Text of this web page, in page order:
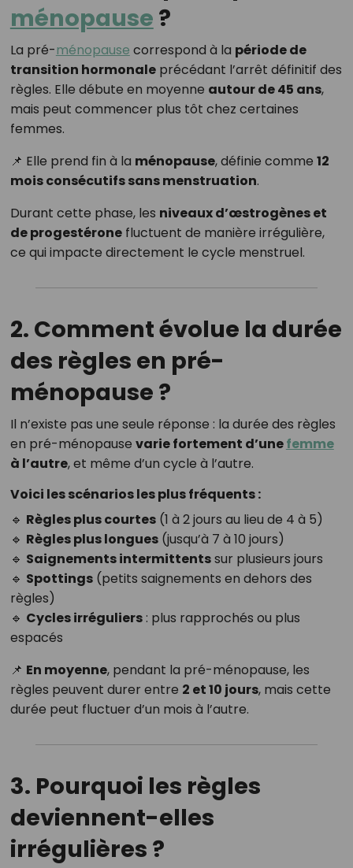
ménopause ?
La pré-ménopause correspond à la période de
transition hormonaleprécédant l’arrêt définitif des
règles. Elle débute en moyenne autour de 45 ans,
mais peut commencer plus tôt chez certaines
femmes.
📌 Elle prend fin à la ménopause, définie comme 12
mois consécutifs sans menstruation.
Durant cette phase, les niveaux d’œstrogènes et
de progestéronefluctuent de manière irrégulière,
ce qui impacte directement le cycle menstruel.
2. Comment évolue la durée
des règles en pré-
ménopause ?
Il n’existe pas une seule réponse : la durée des règles
en pré-ménopause varie fortement d’unefemme
à l’autre, et même d’un cycle à l’autre.
Voici les scénarios les plus fréquents :
🔹 Règles plus courtes(1 à 2 jours au lieu de 4 à 5)
🔹 Règles plus longues(jusqu’à 7 à 10 jours)
🔹 Saignements intermittentssur plusieurs jours
🔹 Spottings(petits saignements en dehors des
règles)
🔹 Cycles irréguliers: plus rapprochés ou plus
espacés
📌 En moyenne, pendant la pré-ménopause, les
règles peuvent durer entre 2 et 10 jours, mais cette
durée peut fluctuer d’un mois à l’autre.
3. Pourquoi les règles
deviennent-elles
irrégulières ?